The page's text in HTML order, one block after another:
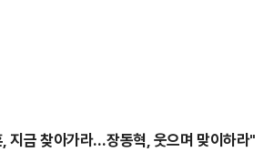
지금 찾아가라…장동혁, 웃으며 맞이하라"